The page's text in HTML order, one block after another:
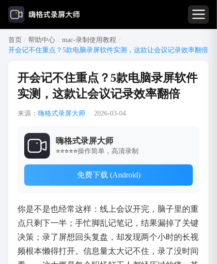
首页 / 帮助中心 / mac-录制使用教程 /
开会记不住重点？5款电脑录屏软件实测，这款让会议记录效率翻倍
开会记不住重点？5款电脑录屏软件
实测，这款让会议记录效率翻倍
来源： 嗨格式录屏大师 2026-03-04
嗨格式录屏大师
⭐⭐⭐⭐⭐操作简单，高清录制
免费下载 (Android)
你是不是也经常这样：线上会议开完，脑子里的重
点只剩下一半；手忙脚乱记笔记，结果漏掉了关键
决策；录了屏想回头复盘，却发现两个小时的长视
频根本懒得打开。信息量太大记不住，录了没时间